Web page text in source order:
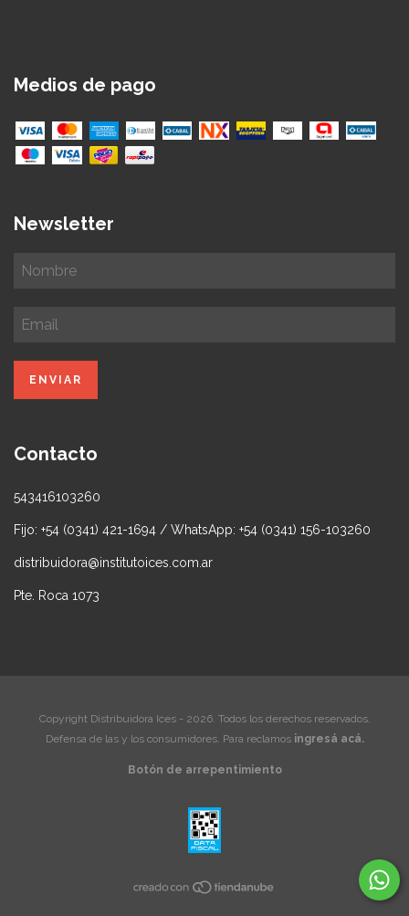
Medios de pago
Newsletter
Contacto
543416103260
Fijo: +54 (0341) 421-1694 / WhatsApp: +54 (0341) 156-103260
distribuidora@institutoices.com.ar
Pte. Roca 1073
Copyright Distribuidora Ices - 2026. Todos los derechos reservados.
Defensa de las y los consumidores. Para reclamos ingresá acá.
Botón de arrepentimiento